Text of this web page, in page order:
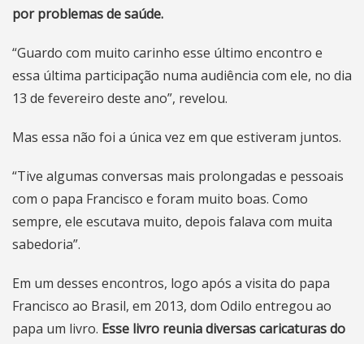
por problemas de saúde.
“Guardo com muito carinho esse último encontro e
essa última participação numa audiência com ele, no dia
13 de fevereiro deste ano”, revelou.
Mas essa não foi a única vez em que estiveram juntos.
“Tive algumas conversas mais prolongadas e pessoais
com o papa Francisco e foram muito boas. Como
sempre, ele escutava muito, depois falava com muita
sabedoria”.
Em um desses encontros, logo após a visita do papa
Francisco ao Brasil, em 2013, dom Odilo entregou ao
papa um livro. Esse livro reunia diversas caricaturas do